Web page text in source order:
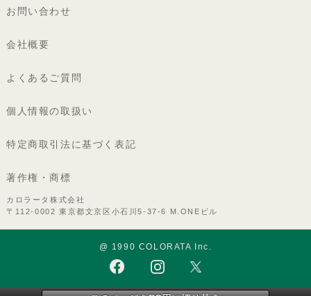
お問い合わせ
会社概要
よくあるご質問
個人情報の取扱い
特定商取引法に基づく表記
著作権・商標
カロラータ株式会社
〒112-0002 東京都文京区小石川5-37-6 M.ONEビル
@ 1990 COLORATA Inc.